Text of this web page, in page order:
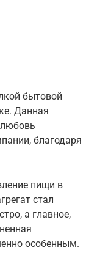
бытовой
Данная
любовь
благодаря
пищи в
стал
а главное,
особенным.